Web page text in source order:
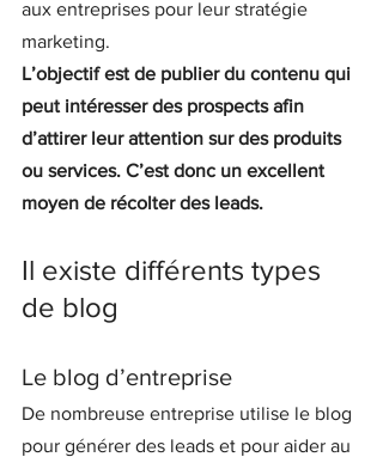
aux entreprises pour leur stratégie
marketing.
L’objectif est de publier du contenu qui
peut intéresser des prospects afin
d’attirer leur attention sur des produits
ou services. C’est donc un excellent
moyen de récolter des leads.
Il existe différents types
de blog
Le blog d’entreprise
De nombreuse entreprise utilise le blog
pour générer des leads et pour aider au